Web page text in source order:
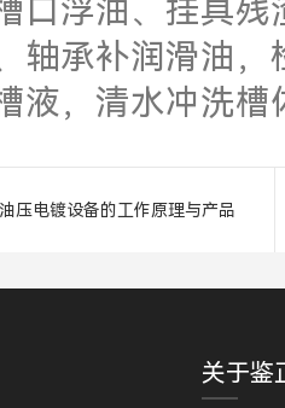
口浮油、挂具
轴承补润滑油
液，清水冲洗
压电镀设备的工作原理与产品
关于鉴